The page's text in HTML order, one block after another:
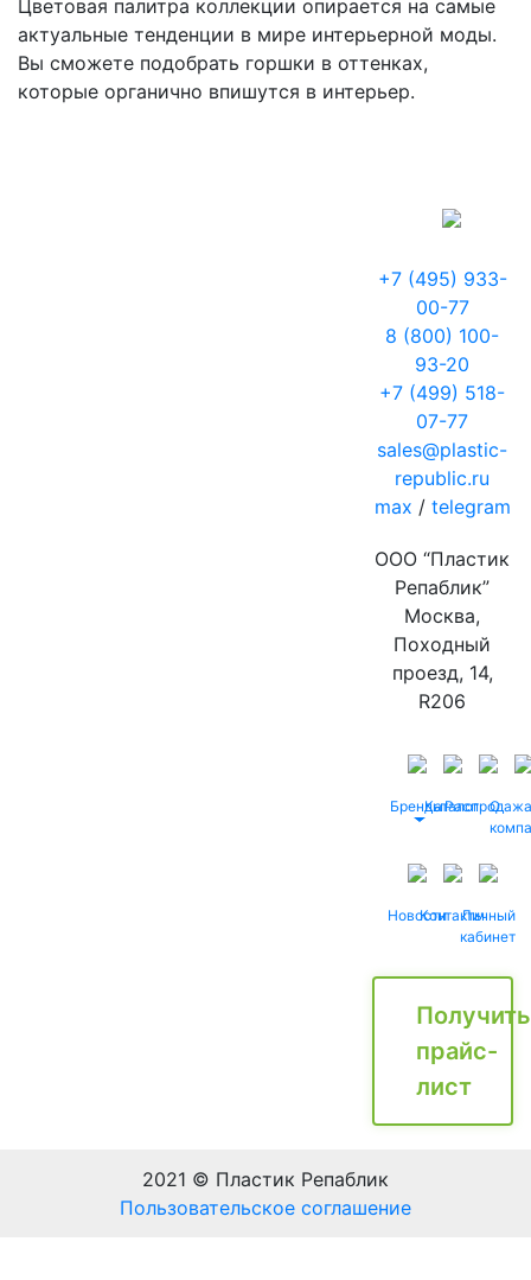
Цветовая палитра коллекции опирается на самые
актуальные тенденции в мире интерьерной моды.
Вы сможете подобрать горшки в оттенках,
которые органично впишутся в интерьер.
+7 (495) 933-
00-77
8 (800) 100-
93-20
+7 (499) 518-
07-77
sales@plastic-
republic.ru
max / telegram
ООО “Пластик
Репаблик”
Москва,
Походный
проезд, 14,
R206
БрендыКаталог
Распродажа
О
НовостиКонтактыЛичный
кабинет
Получить
прайс-
лист
2021 © Пластик Репаблик
Пользовательское соглашение